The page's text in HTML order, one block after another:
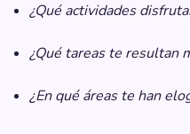
¿Qué actividades
¿Qué tareas te resultan
¿En qué áreas te han